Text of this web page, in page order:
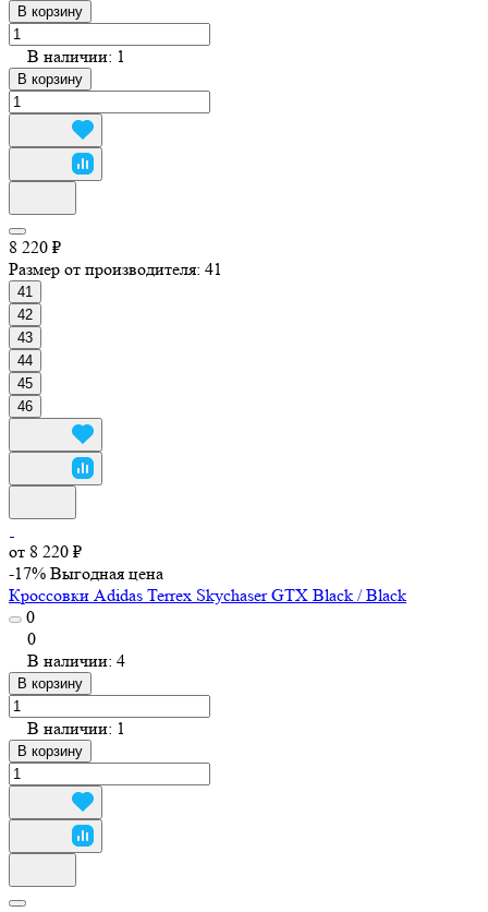
В корзину
В наличии: 1
В корзину
8 220 ₽
Размер от производителя: 41
41
42
43
44
45
46
от 8 220 ₽
-17% Выгодная цена
Кроссовки Adidas Terrex Skychaser GTX Black / Black
0
0
В наличии: 4
В корзину
В наличии: 1
В корзину